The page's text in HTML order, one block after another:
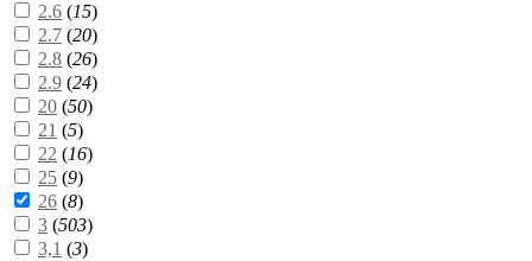
2.6 (15)
2.7 (20)
2.8 (26)
2.9 (24)
20 (50)
21 (5)
22 (16)
25 (9)
26 (8)
3 (503)
3,1 (3)